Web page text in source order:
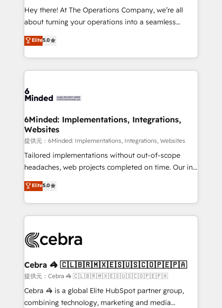
processes, and data to drive revenue efficiency. 🔹
Integrations: Connect HubSpot with your tech stack
tailored apps, workflows, and configurations. We are
SOC 2 Type II and ISO 27001 certified, reinforcing
OneMetric that matters most: revenue.
Hey there! At The Operations Company, we’re all
about turning your operations into a seamless
experience that powers real results. We specialize in
transforming complex systems into efficient,
scalable solutions that work across your entire
organization. We’re a unique blend of deep HubSpot
operational know-how. We know that no two
solutions. Instead, we dive in to understand your
needs, goals, and challenges to deliver solutions that
fit like a glove. We’re committed to being both
highly effective and fun to work with. We believe in
efficient processes, as well as building great
all in this together! From startup to enterprise, we’ll
make sure your HubSpot setup becomes a
wowing your customers. Let’s make HubSpot work
smarter for you!
Elite5.0
6Minded: Implementations, Integrations,
Websites
提供元：6Minded: Implementations, Integrations, Websites
Tailored implementations without out-of-scope
headaches, web projects completed on time. Our in-
house team of certified CRM architects, experts,
developers, designers, and marketers handles all
aspects of your HubSpot. ✨ 400+ global clients ✨
100+ seamless migrations from 15+ different CRMs
implementations, and 5,000+ pages ✨ CS: Clients
CS: 245% organic growth & +751% new visitors for a
full-funnel HubSpot project ✨ CS: 415% conversion
boost with a new HubSpot site Recognized leaders:
🏆 HubSpot Platform Migration Impact Award 🏆
Elite5.0
Cebra 🦓 🇨🇱🇧🇷🇲🇽🇪🇸🇺🇸🇨🇴🇵🇪🇵🇦
提供元：Cebra 🦓 🇨🇱🇧🇷🇲🇽🇪🇸🇺🇸🇨🇴🇵🇪🇵🇦
Cebra 🦓 is a global Elite HubSpot partner group,
combining technology, marketing and media